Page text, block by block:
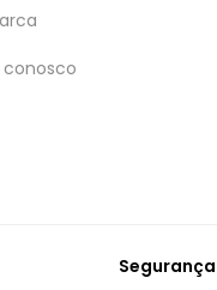
conosco
Segurança